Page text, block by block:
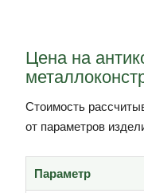
Цена на
Стоимость
от параметров
Параметр